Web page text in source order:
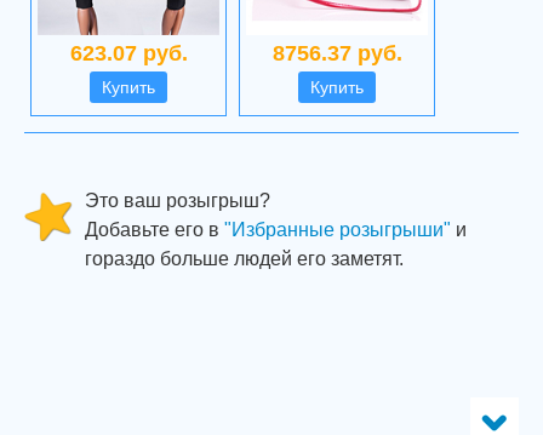
623.07 руб.
Купить
8756.37 руб.
Купить
Это ваш розыгрыш?
Добавьте его в "Избранные розыгрыши" и
гораздо больше людей его заметят.